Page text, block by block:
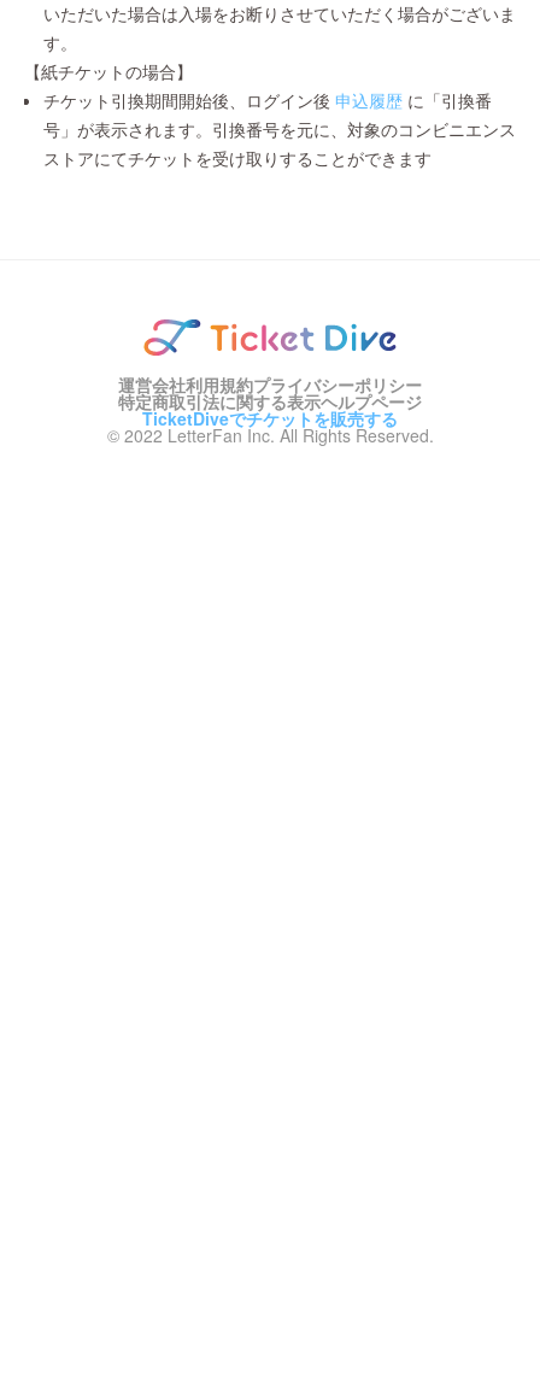
いただいた場合は入場をお断りさせていただく場合がございま
す。
【紙チケットの場合】
チケット引換期間開始後、ログイン後 申込履歴 に「引換番
号」が表示されます。引換番号を元に、対象のコンビニエンス
ストアにてチケットを受け取りすることができます
運営会社利用規約プライバシーポリシー
特定商取引法に関する表示ヘルプページ
TicketDiveでチケットを販売する
© 2022 LetterFan Inc. All Rights Reserved.